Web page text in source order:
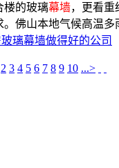
楼的玻璃幕墙，更看重
。佛山本地气候高温
璃幕墙做得好的公司
2 3 4 5 6 7 8 9 10 ...>